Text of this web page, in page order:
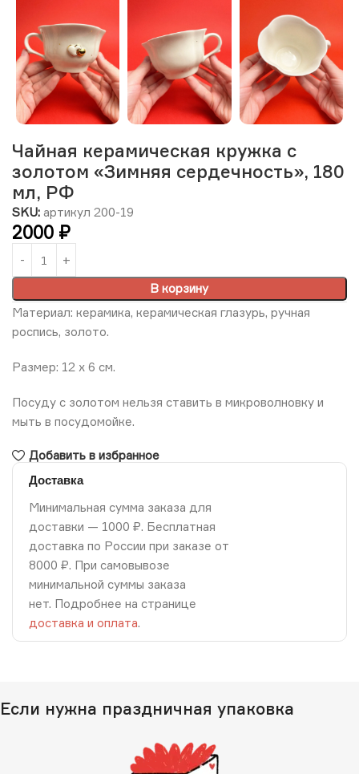
Чайная керамическая кружка с
золотом «Зимняя сердечность», 180
мл, РФ
SKU: артикул 200-19
2000 ₽
В корзину
Материал: керамика, керамическая глазурь, ручная
роспись, золото.
Размер: 12 х 6 см.
Посуду с золотом нельзя ставить в микроволновку и
мыть в посудомойке.
Добавить в избранное
Доставка
Минимальная сумма заказа для
доставки — 1000 ₽. Бесплатная
доставка по России при заказе от
8000 ₽. При самовывозе
минимальной суммы заказа
нет. Подробнее на странице
доставка и оплата.
Если нужна праздничная упаковка